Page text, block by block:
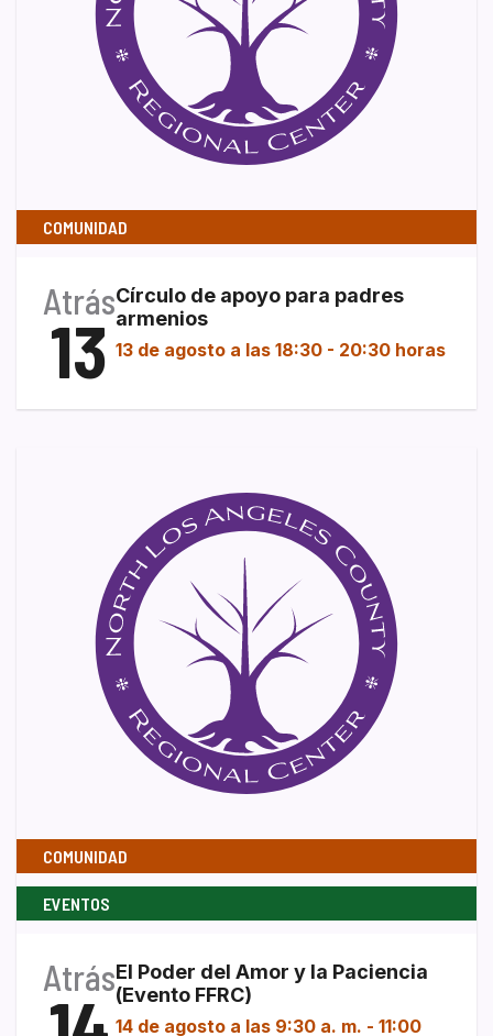
COMUNIDAD
Atrás
13
Círculo de apoyo para padres
armenios
13 de agosto a las 18:30 - 20:30 horas
COMUNIDAD
EVENTOS
AtrásEl Poder del Amor y la Paciencia
(Evento FFRC)
14 de agosto a las 9:30 a. m. - 11:00